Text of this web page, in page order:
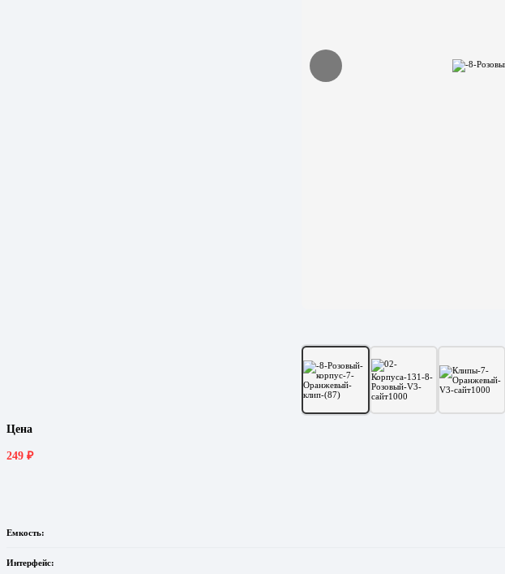
Цена
249 ₽
Емкость:
Интерфейс: